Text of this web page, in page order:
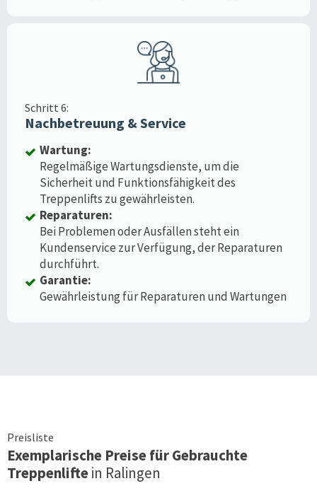
Schritt 6:
Nachbetreuung & Service
Wartung:
Regelmäßige Wartungsdienste, um die
Sicherheit und Funktionsfähigkeit des
Treppenlifts zu gewährleisten.
Reparaturen:
Bei Problemen oder Ausfällen steht ein
Kundenservice zur Verfügung, der Reparaturen
durchführt.
Garantie:
Gewährleistung für Reparaturen und Wartungen
Preisliste
Exemplarische Preise für Gebrauchte
Treppenliftein Ralingen